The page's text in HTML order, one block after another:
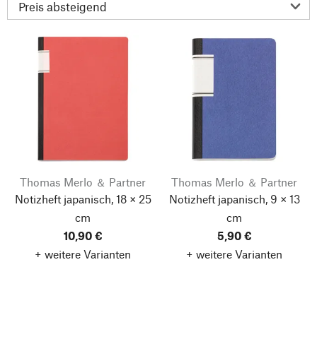
Thomas Merlo ＆ Partner
Notizheft japanisch, 18 × 25
cm
10,90 €
+ weitere Varianten
Thomas Merlo ＆ Partner
Notizheft japanisch, 9 × 13
cm
5,90 €
+ weitere Varianten